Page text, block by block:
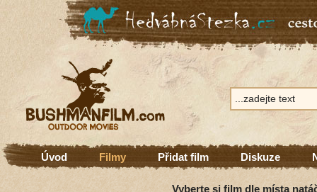
Úvod Filmy Přidat film Diskuze
Vyberte si film dle místa